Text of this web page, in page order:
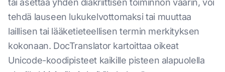
tai asettaa yhden diakriittisen toiminnon väärin, voi
tehdä lauseen lukukelvottomaksi tai muuttaa
laillisen tai lääketieteellisen termin merkityksen
kokonaan. DocTranslator kartoittaa oikeat
Unicode-koodipisteet kaikille pisteen alapuolella